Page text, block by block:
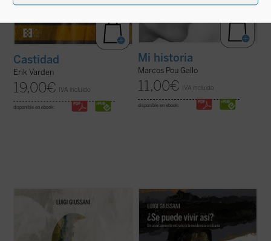
Castidad
Erik Varden
19,00€ IVA incluido
disponible en ebook:
Mi historia
Marcos Pou Gallo
11,00€ IVA incluido
disponible en ebook:
(verdaderamente) vivir así?propone
Este primer volumen, en palabras de
Giussani, transita por estos tres senderos:
«fe, certeza de una presencia; ...
Un libro en el que el genio del autor brilla
especialmente, en un recorrido
humanamente razonable y atractivo a
través de los conceptos principales que
describen la existencia cristiana: fe
(libertad, obediencia), esperanza (pobreza,